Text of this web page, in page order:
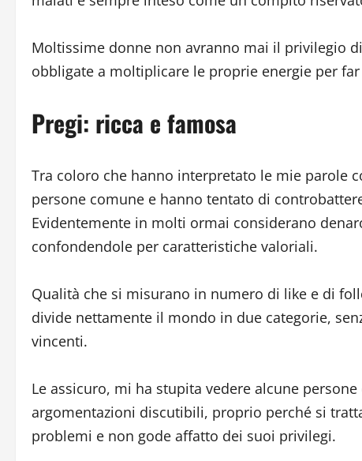
Moltissime donne non avranno mai il privilegio
obbligate a moltiplicare le proprie energie per
Pregi: ricca e famosa
Tra coloro che hanno interpretato le mie parole
persone comune e hanno tentato di
Evidentemente in molti ormai considerano
confondendole per caratteristiche valoriali.
Qualità che si misurano in numero di like e di
divide nettamente il mondo in due categorie,
vincenti.
Le assicuro, mi ha stupita vedere alcune
argomentazioni discutibili, proprio perché si
problemi e non gode affatto dei suoi privilegi.